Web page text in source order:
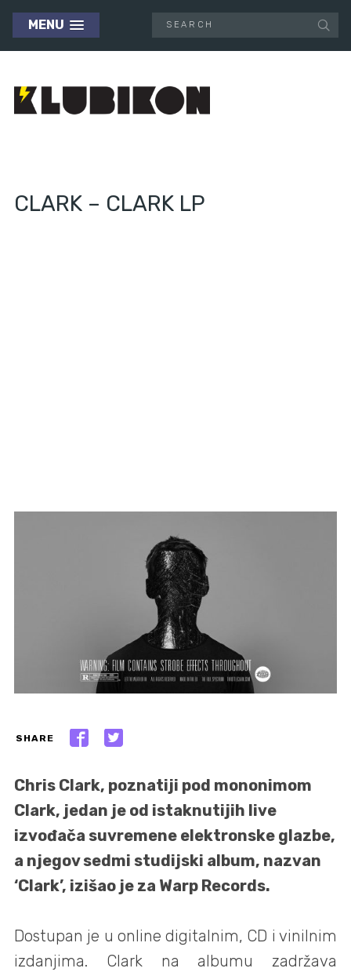
MENU
CLARK – CLARK LP
SHARE
Chris Clark, poznatiji pod mononimom
Clark, jedan je od istaknutijih live
izvođača suvremene elektronske glazbe,
a njegov sedmi studijski album, nazvan
‘Clark’, izišao je za Warp Records.
Dostupan je u online digitalnim, CD i vinilnim
izdanjima. Clark na albumu zadržava